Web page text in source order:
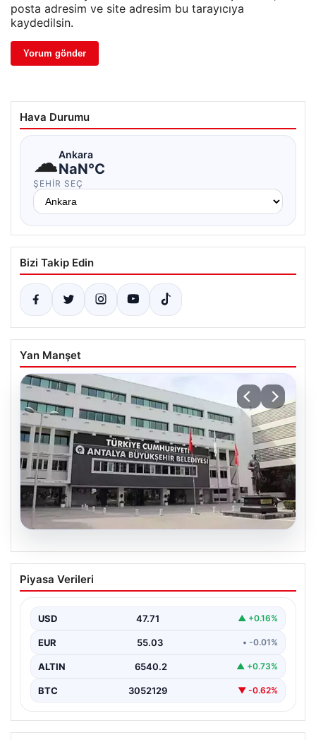
posta adresim ve site adresim bu tarayıcıya
kaydedilsin.
Hava Durumu
☁Ankara
NaN°C
ŞEHIR SEÇ
Bizi Takip Edin
Yan Manşet
Antalya’daki yolsuzluk soruşturmasında
iki yeni gözaltı
Piyasa Verileri
USD 47.71 ▲ +0.16%
EUR 55.03 • -0.01%
ALTIN 6540.2 ▲ +0.73%
BTC 3052129 ▼ -0.62%